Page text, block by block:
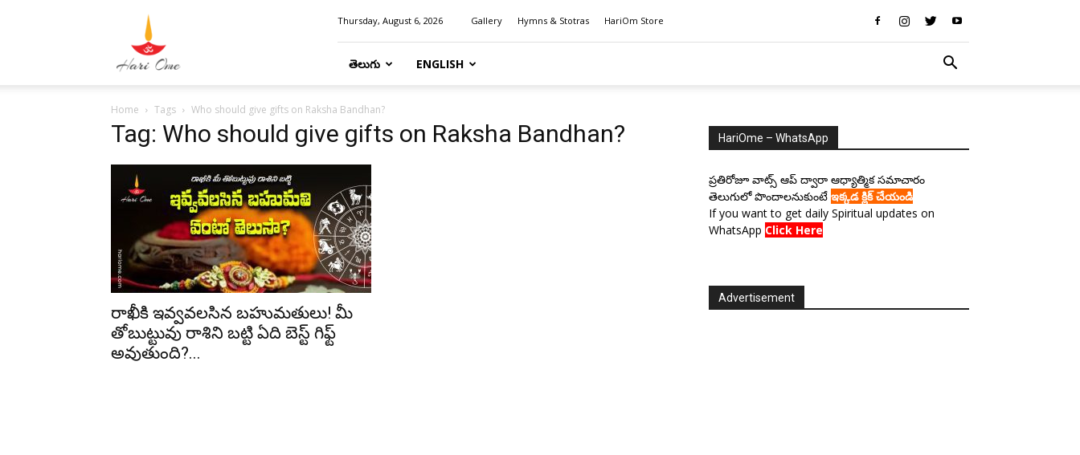
Thursday, August 6, 2026 Gallery Hymns & Stotras HariOm Store
తెలుగు ENGLISH
Home Tags Who should give gifts on Raksha Bandhan?
Tag: Who should give gifts on Raksha Bandhan?
రాఖీకి ఇవ్వవలసిన బహుమతులు! మీ
తోబుట్టువు రాశిని బట్టి ఏది బెస్ట్ గిఫ్ట్
అవుతుంది?...
HariOme – WhatsApp
ప్రతిరోజూ వాట్స్ ఆప్ ద్వారా ఆధ్యాత్మిక సమాచారం
తెలుగులో పొందాలనుకుంటే ఇక్కడ క్లిక్ చేయండి
If you want to get daily Spiritual updates on
WhatsApp Click Here
Advertisement